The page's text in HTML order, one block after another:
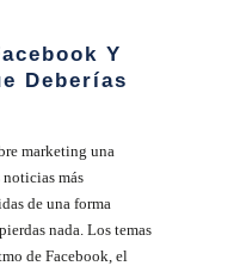
Y
Deberías
marketing una
noticias más
de una forma
nada. Los temas
de Facebook, el